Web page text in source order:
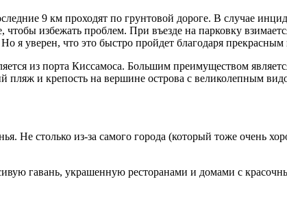
9 км проходят по грунтовой дороге. В случае
избежать проблем. При въезде на парковку
я уверен, что это быстро пройдет благодаря прекрасным
из порта Киссамоса. Большим преимуществом
пляж и крепость на вершине острова с великолепным
столько из-за самого города (который тоже очень
гавань, украшенную ресторанами и домами с